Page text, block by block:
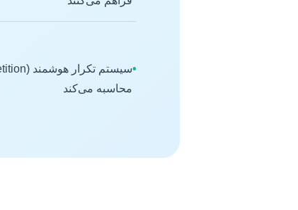
•
محاسبه می‌کند